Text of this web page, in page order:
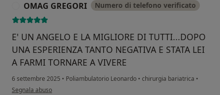
OMAG GREGORI Numero di telefono verificato
E' UN ANGELO E LA MIGLIORE DI TUTTI...DOPO
UNA ESPERIENZA TANTO NEGATIVA E STATA LEI
A FARMI TORNARE A VIVERE
6 settembre 2025 • Poliambulatorio Leonardo • chirurgia bariatrica •
secondo l'opinione dell'utente OMAG GREGORI
Segnala abuso